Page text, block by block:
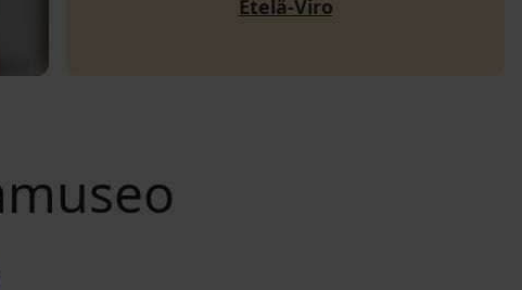
Etelä-Viro